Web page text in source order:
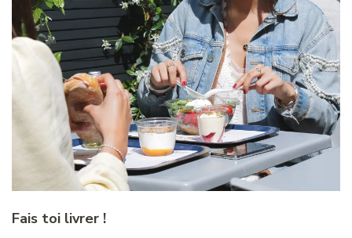
Fais toi livrer !